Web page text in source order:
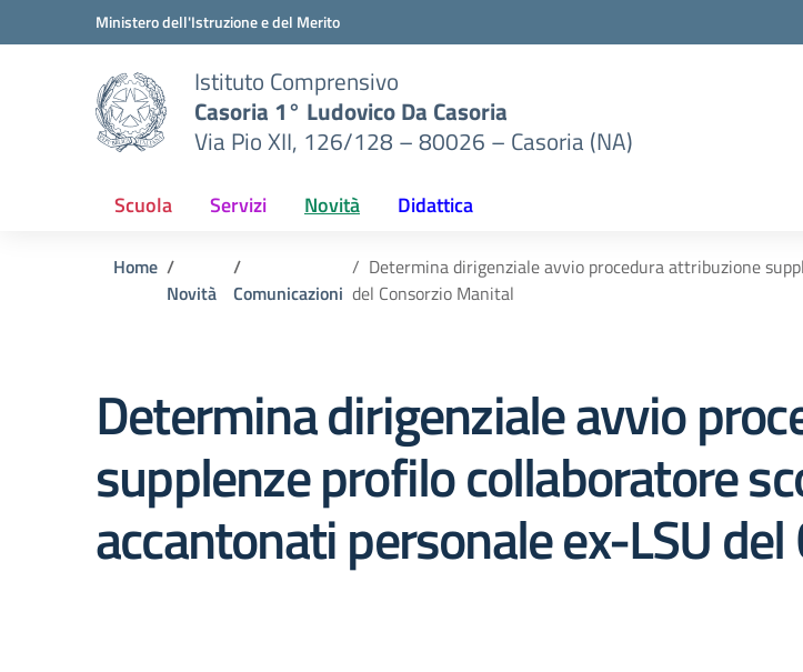
Vai ai contenuti
Vai al menu di navigazioneMinistero dell'Istruzione e del Merito
Istituto Comprensivo
Casoria 1° Ludovico Da Casoria
Via Pio XII, 126/128 – 80026 – Casoria (NA)
Scuola Servizi Novità Didattica
Home
Novità
Comunicazioni
Determina dirigenziale avvio procedura attribuzione
del Consorzio Manital
Determina dirigenziale avvio
supplenze profilo collaboratore
accantonati personale ex-LSU